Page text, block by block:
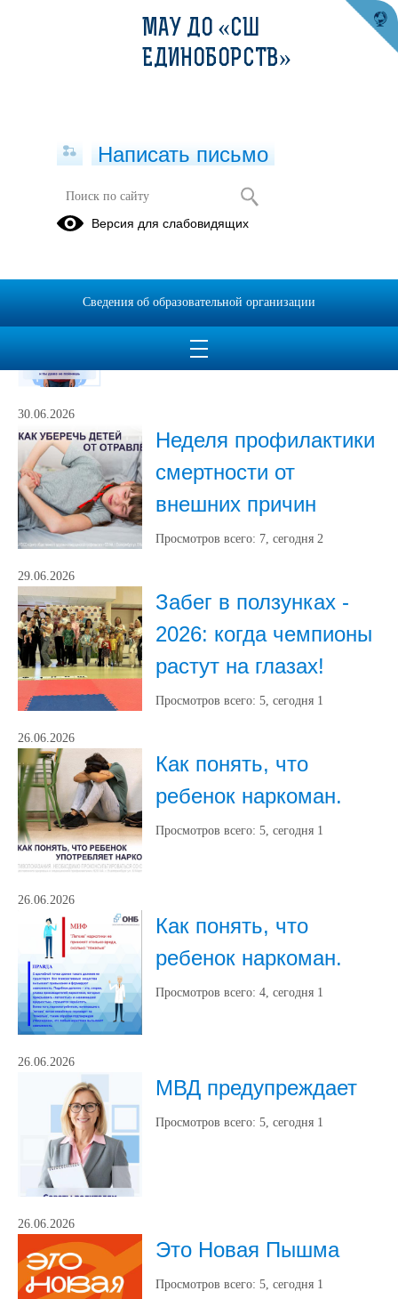
Публикации за Июнь 2026
МВД предупреждает
Просмотров всего: , сегодня
30.06.2026
Неделя профилактики
смертности от
внешних причин
Просмотров всего: 7, сегодня 2
29.06.2026
Забег в ползунках -
2026: когда чемпионы
растут на глазах!
Просмотров всего: 5, сегодня 1
26.06.2026
Как понять, что
ребенок наркоман.
Просмотров всего: 5, сегодня 1
26.06.2026
Как понять, что
ребенок наркоман.
Просмотров всего: 4, сегодня 1
26.06.2026
МВД предупреждает
Просмотров всего: 5, сегодня 1
26.06.2026
Это Новая Пышма
Просмотров всего: 5, сегодня 1
МАУ ДО «СШ
ЕДИНОБОРСТВ»
Написать письмо
Версия для слабовидящих
Сведения об образовательной организации